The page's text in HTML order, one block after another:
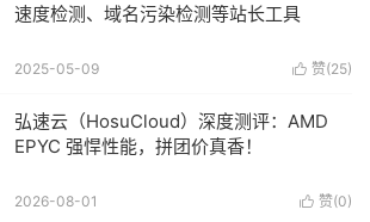
速度检测、域名污染检测等站长工具
 赞(25)
2025-05-09
弘速云（HosuCloud）深度测评：AMD
EPYC 强悍性能，拼团价真香！
 赞(0)
2026-08-01